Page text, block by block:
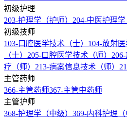
初级护理
203-护理学（护师） 204-中医护理学
初级技师
103-口腔医学技术（士） 104-放射医
（士） 205-口腔医学技术（师）
疗（师） 213-病案信息技术（师）
主管药师
366-主管药师367-主管中药师
主管护师
368-护理学（中级） 369-内科护理（